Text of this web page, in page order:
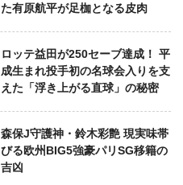
た有原航平が足枷となる皮肉
ロッテ益田が250セーブ達成！ 平
成生まれ投手初の名球会入りを支
えた「浮き上がる直球」の秘密
森保J守護神・鈴木彩艶 現実味帯
びる欧州BIG5強豪パリSG移籍の
吉凶